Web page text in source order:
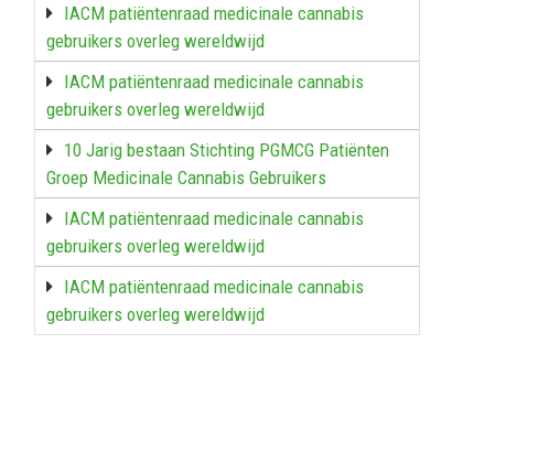
IACM patiëntenraad medicinale cannabis
gebruikers overleg wereldwijd
IACM patiëntenraad medicinale cannabis
gebruikers overleg wereldwijd
10 Jarig bestaan Stichting PGMCG Patiënten
Groep Medicinale Cannabis Gebruikers
IACM patiëntenraad medicinale cannabis
gebruikers overleg wereldwijd
IACM patiëntenraad medicinale cannabis
gebruikers overleg wereldwijd